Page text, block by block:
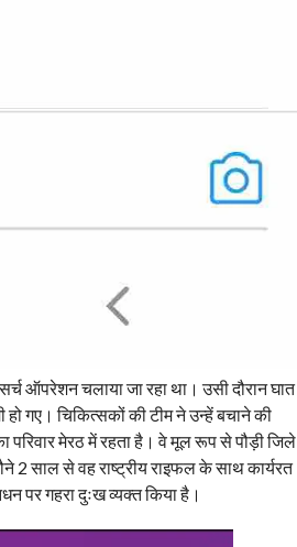
ऑपरेशन चलाया जा रहा था। उसी दौरान घात
गए। चिकित्सकों की टीम ने उन्हें बचाने की
मेरठ में रहता है। वे मूल रूप से पौड़ी जिले
2 साल से वह राष्ट्रीय राइफल के साथ कार्यरत
पर गहरा दुःख व्यक्त किया है।